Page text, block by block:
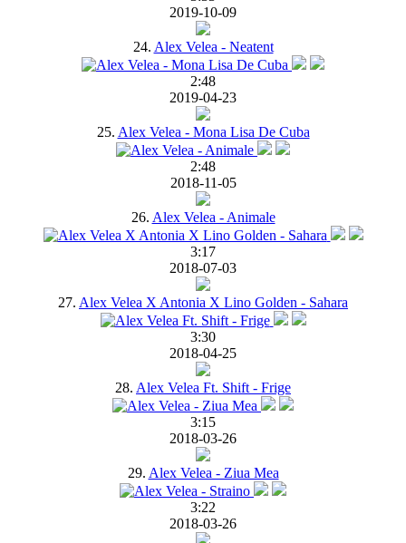
2019-10-09
24. Alex Velea - Neatent
2:48
2019-04-23
25. Alex Velea - Mona Lisa De Cuba
2:48
2018-11-05
26. Alex Velea - Animale
3:17
2018-07-03
27. Alex Velea X Antonia X Lino Golden - Sahara
3:30
2018-04-25
28. Alex Velea Ft. Shift - Frige
3:15
2018-03-26
29. Alex Velea - Ziua Mea
3:22
2018-03-26